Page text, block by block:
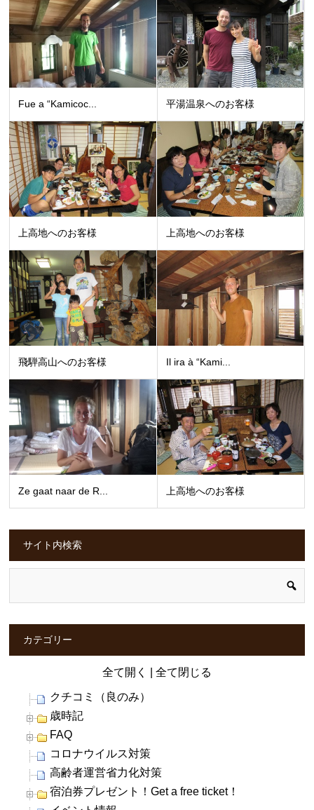
Fue a “Kamicoc... 平湯温泉へのお客様
上高地へのお客様 上高地へのお客様
飛騨高山へのお客様 Il ira à “Kami...
Ze gaat naar de R... 上高地へのお客様
サイト内検索
カテゴリー
全て開く 全て閉じる
クチコミ（良のみ）
歳時記
FAQ
コロナウイルス対策
高齢者運営省力化対策
宿泊券プレゼント！Get a free ticket！